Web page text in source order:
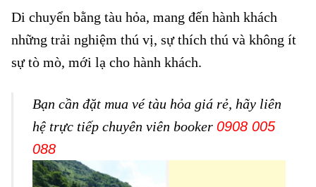
Di chuyển bằng tàu hỏa, mang đến hành khách
những trải nghiệm thú vị, sự thích thú và không ít
sự tò mò, mới lạ cho hành khách.
Bạn cần đặt mua vé tàu hỏa giá rẻ, hãy liên
hệ trực tiếp chuyên viên booker 0908 005
088